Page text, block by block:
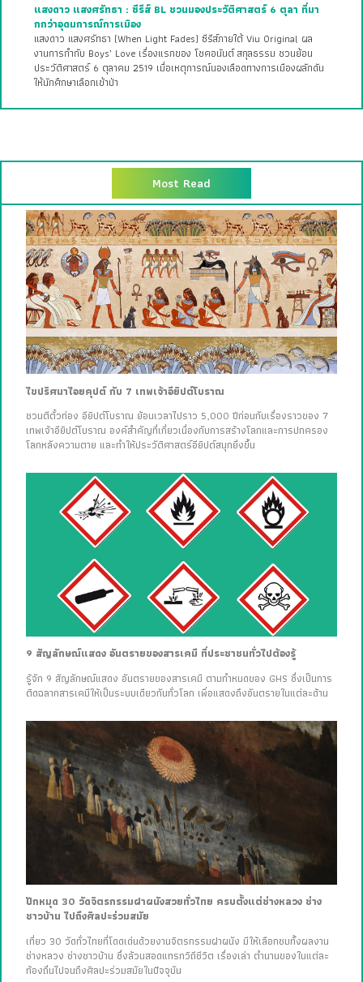
แสงดาว แสงศรัทธา : ซีรีส์ BL ชวนมองประวัติศาสตร์ 6 ตุลา ที่มา
กกว่าอุดมการณ์การเมือง
แสงดาว แสงศรัทธา (When Light Fades) ซีรีส์ภายใต้ Viu Original ผล
งานการกำกับ Boys’ Love เรื่องแรกของ โชคอนันต์ สกุลธรรม ชวนย้อน
ประวัติศาสตร์ 6 ตุลาคม 2519 เมื่อเหตุการณ์นองเลือดทางการเมืองผลักดัน
ให้นักศึกษาเลือกเข้าป่า
Most Read
ไขปริศนาไอยคุปต์ กับ 7 เทพเจ้าอียิปต์โบราณ
ชวนตีตั๋วท่อง อียิปต์โบราณ ย้อนเวลาไปราว 5,000 ปีก่อนกับเรื่องราวของ 7
เทพเจ้าอียิปต์โบราณ องค์สำคัญที่เกี่ยวเนื่องกับการสร้างโลกและการปกครอง
โลกหลังความตาย และทำให้ประวัติศาสตร์อียิปต์สนุกยิ่งขึ้น
9 สัญลักษณ์แสดง อันตรายของสารเคมี ที่ประชาชนทั่วไปต้องรู้
รู้จัก 9 สัญลักษณ์แสดง อันตรายของสารเคมี ตามกำหนดของ GHS ซึ่งเป็นการ
ติดฉลากสารเคมีให้เป็นระบบเดียวกันทั่วโลก เพื่อแสดงถึงอันตรายในแต่ละด้าน
ปักหมุด 30 วัดจิตรกรรมฝาผนังสวยทั่วไทย ครบตั้งแต่ช่างหลวง ช่าง
ชาวบ้าน ไปถึงศิลปะร่วมสมัย
เที่ยว 30 วัดทั่วไทยที่โดดเด่นด้วยงานจิตรกรรมฝาผนัง มีให้เลือกชมทั้งผลงาน
ช่างหลวง ช่างชาวบ้าน ซึ่งล้วนสอดแทรกวิถีชีวิต เรื่องเล่า ตำนานของในแต่ละ
ท้องถิ่นไปจนถึงศิลปะร่วมสมัยในปัจจุบัน